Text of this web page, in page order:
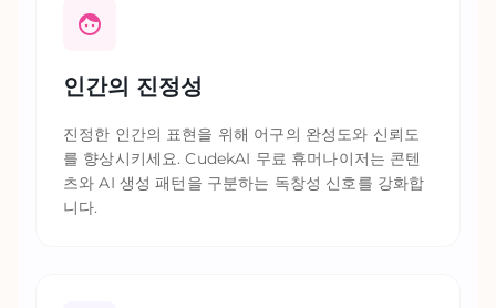
인간의 진정성
진정한 인간의 표현을 위해 어구의 완성도와 신뢰도
를 향상시키세요. CudekAI 무료 휴머나이저는 콘텐
츠와 AI 생성 패턴을 구분하는 독창성 신호를 강화합
니다.